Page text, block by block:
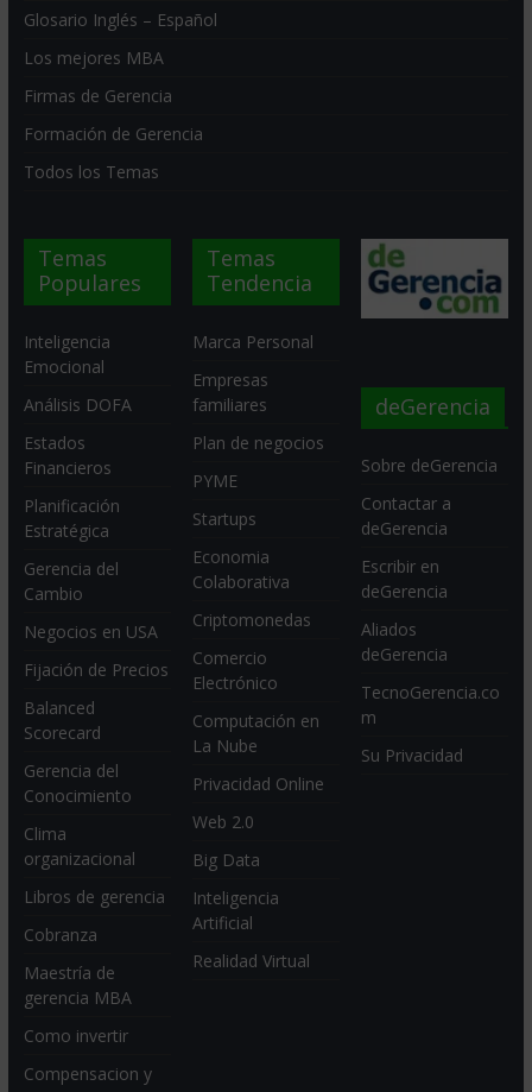
Glosario Inglés – Español
Los mejores MBA
Firmas de Gerencia
Formación de Gerencia
Todos los Temas
Temas
Populares
Inteligencia
Emocional
Análisis DOFA
Estados
Financieros
Planificación
Estratégica
Gerencia del
Cambio
Negocios en USA
Fijación de Precios
Balanced
Scorecard
Gerencia del
Conocimiento
Clima
organizacional
Libros de gerencia
Cobranza
Maestría de
gerencia MBA
Como invertir
Compensacion y
Temas
Tendencia
Marca Personal
Empresas
familiares
Plan de negocios
PYME
Startups
Economia
Colaborativa
Criptomonedas
Comercio
Electrónico
Computación en
La Nube
Privacidad Online
Web 2.0
Big Data
Inteligencia
Artificial
Realidad Virtual
deGerencia
Sobre deGerencia
Contactar a
deGerencia
Escribir en
deGerencia
Aliados
deGerencia
TecnoGerencia.co
m
Su Privacidad